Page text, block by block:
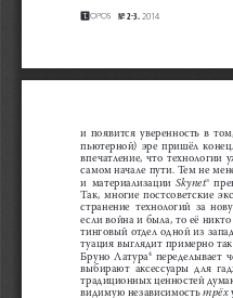
Т 2е3. 2014
и  появится  уверенность  в
пьютерной)  эре  пришёл  конец.
впечатление,  что  технологии
самом начале пути. Тем не
и  материализации Skynet3
Так,  многие  постсоветские
странение  технологий  за
если война и была, то её
тинговый  отдел  одной  из
туация выглядит примерно
Бруно  Латура4
переделывает
выбирают  аксессуары  для
традиционных ценностей
видимую независимость трёх